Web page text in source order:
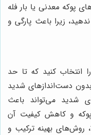
پوکه معدنی یا بار فله
زیرا باعث پارگی و
کنید که تا حد
دست‌اندازهای شدید
شدید می‌تواند باعث
و کاهش کیفیت آن
روش‌های بهینه ترکیب و